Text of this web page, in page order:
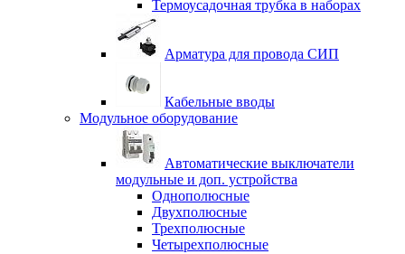
Термоусадочная трубка в наборах
Арматура для провода СИП
Кабельные вводы
Модульное оборудование
Автоматические выключатели
модульные и доп. устройства
Однополюсные
Двухполюсные
Трехполюсные
Четырехполюсные